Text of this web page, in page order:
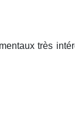
très